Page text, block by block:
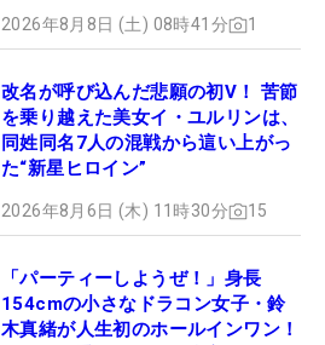
2026年8月8日 (土) 08時41分 1
改名が呼び込んだ悲願の初V！ 苦節
を乗り越えた美女イ・ユルリンは、
同姓同名7人の混戦から這い上がっ
た“新星ヒロイン”
2026年8月6日 (木) 11時30分 15
「パーティーしようぜ！」身長
154cmの小さなドラコン女子・鈴
木真緒が人生初のホールインワン！